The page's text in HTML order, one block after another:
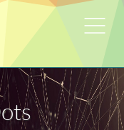
Objects